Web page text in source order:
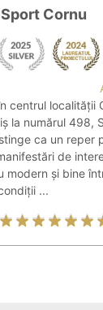
Cornu
centrul localității
la numărul 498,
ca un reper
de
modern și bine
...